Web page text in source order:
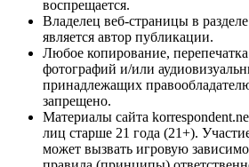
воспрещается.
Владелец веб-страницы в
является автор публикации.
Любое копирование,
фотографий и/или
принадлежащих
запрещено.
Материалы сайта
лиц старше 21 года (21+).
может вызвать игровую